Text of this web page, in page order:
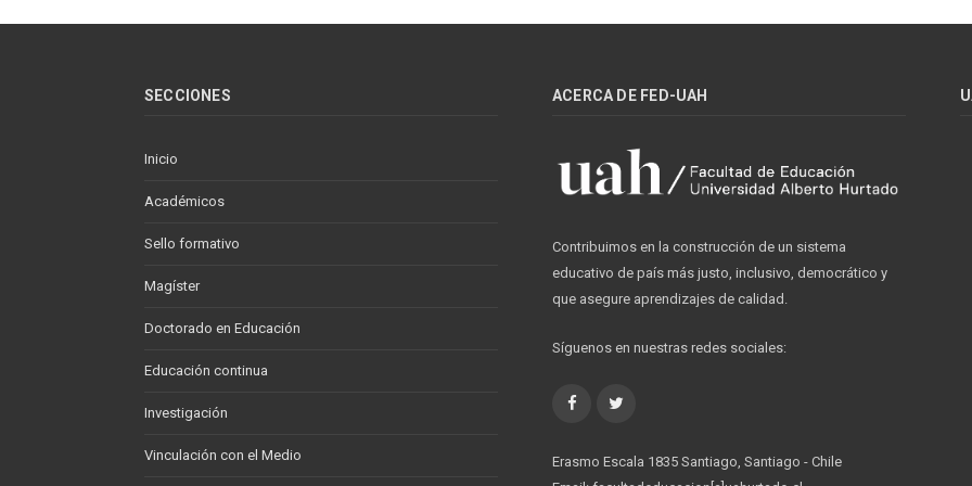
SECCIONES
Inicio
Académicos
Sello formativo
Magíster
Doctorado en Educación
Educación continua
Investigación
Vinculación con el Medio
ACERCA DE FED-UAH
Contribuimos en la construcción de un sistema
educativo de país más justo, inclusivo, democrático y
que asegure aprendizajes de calidad.
Síguenos en nuestras redes sociales:
Facebook
Erasmo Escala 1835 Santiago, Santiago - Chile